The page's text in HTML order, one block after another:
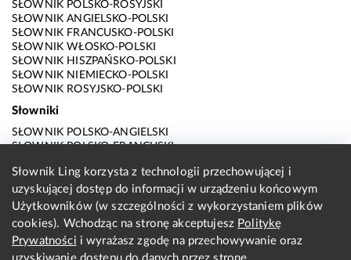
SŁOWNIK POLSKO-ROSYJSKI
SŁOWNIK ANGIELSKO-POLSKI
SŁOWNIK FRANCUSKO-POLSKI
SŁOWNIK WŁOSKO-POLSKI
SŁOWNIK HISZPAŃSKO-POLSKI
SŁOWNIK NIEMIECKO-POLSKI
SŁOWNIK ROSYJSKO-POLSKI
Słowniki
SŁOWNIK POLSKO-ANGIELSKI
SŁOWNIK POLSKO-FRANCUSKI
SŁOWNIK POLSKO-HISZPAŃSKI
SŁOWNIK POLSKO-NIEMIECKI
SŁOWNIK POLSKO-ROSYJSKI
SŁOWNIK ANGIELSKO-POLSKI
SŁOWNIK FRANCUSKO-POLSKI
SŁOWNIK WŁOSKO-POLSKI
Słownik Ling korzysta z technologii przechowującej i
uzyskującej dostęp do informacji w urządzeniu końcowym
Użytkowników (w szczególności z wykorzystaniem plików
cookies). Wchodząc na stronę akceptujesz Politykę
Prywatności i wyrażasz zgodę na przechowywanie oraz